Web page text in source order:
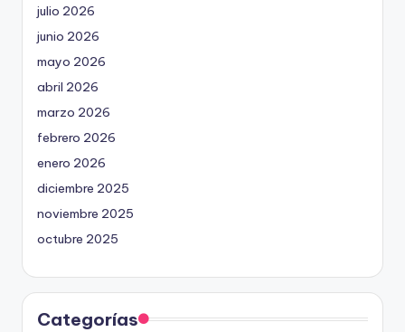
julio 2026
junio 2026
mayo 2026
abril 2026
marzo 2026
febrero 2026
enero 2026
diciembre 2025
noviembre 2025
octubre 2025
Categorías